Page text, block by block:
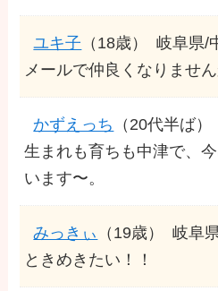
ユキ子 （18歳）
岐阜県/
メールで仲良くなりません
かずえっち （20代半ば）
生まれも育ちも中津で、
います〜。
みっきぃ （19歳）
岐阜
ときめきたい！！